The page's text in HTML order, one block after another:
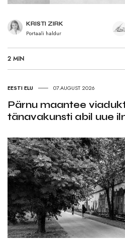
KRISTI ZIRK
Portaali haldur
2 MIN
EESTI ELU 07.AUGUST 2026
Pärnu maantee
tänavakunsti abil uue